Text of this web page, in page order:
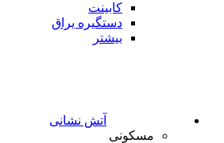
کابینت
دستگیره یراق
بیشتر
آتش نشانی
مسکونی